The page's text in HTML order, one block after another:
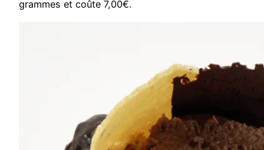
grammes et coûte 7,00€.